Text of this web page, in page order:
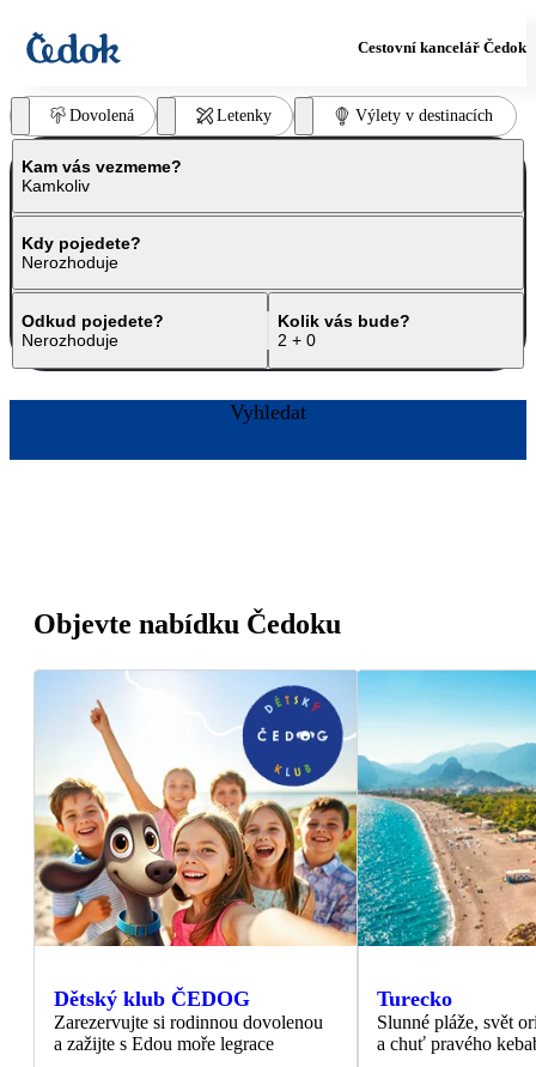
Cestovní kancelář Čedok
Dovolená Letenky Výlety v destinacích
Kam vás vezmeme?
Kamkoliv
Kdy pojedete?
Nerozhoduje
Odkud pojedete?
Nerozhoduje
Kolik vás bude?
2 + 0
Vyhledat
Objevte nabídku Čedoku
Dětský klub ČEDOG
Zarezervujte si rodinnou dovolenou
a zažijte s Edou moře legrace
Turecko
Slunné pláže, svět
a chuť pravého